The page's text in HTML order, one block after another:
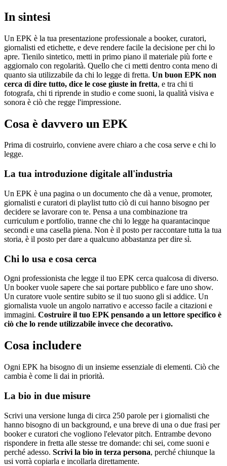
In sintesi
Un EPK è la tua presentazione professionale a booker, curatori,
giornalisti ed etichette, e deve rendere facile la decisione per chi lo
apre. Tienilo sintetico, metti in primo piano il materiale più forte e
aggiornalo con regolarità. Quello che ci metti dentro conta meno di
quanto sia utilizzabile da chi lo legge di fretta. Un buon EPK non
cerca di dire tutto, dice le cose giuste in fretta, e tra chi ti
fotografa, chi ti riprende in studio e come suoni, la qualità visiva e
sonora è ciò che regge l'impressione.
Cosa è davvero un EPK
Prima di costruirlo, conviene avere chiaro a che cosa serve e chi lo
legge.
La tua introduzione digitale all'industria
Un EPK è una pagina o un documento che dà a venue, promoter,
giornalisti e curatori di playlist tutto ciò di cui hanno bisogno per
decidere se lavorare con te. Pensa a una combinazione tra
curriculum e portfolio, tranne che chi lo legge ha quarantacinque
secondi e una casella piena. Non è il posto per raccontare tutta la tua
storia, è il posto per dare a qualcuno abbastanza per dire sì.
Chi lo usa e cosa cerca
Ogni professionista che legge il tuo EPK cerca qualcosa di diverso.
Un booker vuole sapere che sai portare pubblico e fare uno show.
Un curatore vuole sentire subito se il tuo suono gli si addice. Un
giornalista vuole un angolo narrativo e accesso facile a citazioni e
immagini. Costruire il tuo EPK pensando a un lettore specifico è
ciò che lo rende utilizzabile invece che decorativo.
Cosa includere
Ogni EPK ha bisogno di un insieme essenziale di elementi. Ciò che
cambia è come li dai in priorità.
La bio in due misure
Scrivi una versione lunga di circa 250 parole per i giornalisti che
hanno bisogno di un background, e una breve di una o due frasi per
booker e curatori che vogliono l'elevator pitch. Entrambe devono
rispondere in fretta alle stesse tre domande: chi sei, come suoni e
perché adesso. Scrivi la bio in terza persona, perché chiunque la
usi vorrà copiarla e incollarla direttamente.